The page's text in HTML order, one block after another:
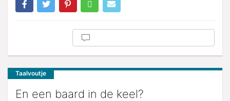
Taalvoutje
En een baard in de keel?